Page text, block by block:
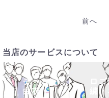
前へ
当店のサービスについて
チーム
白衣・
ロ
繍